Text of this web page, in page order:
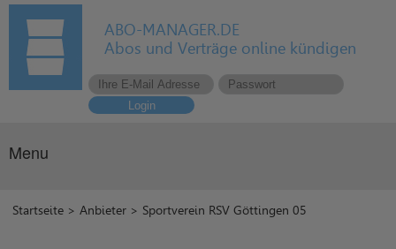
ABO-MANAGER.DE
Abos und Verträge online kündigen
Login
Menu
Startseite >Anbieter > Sportverein RSV Göttingen 05